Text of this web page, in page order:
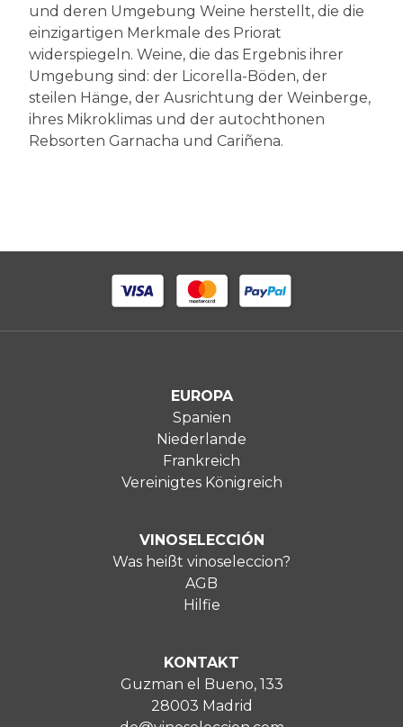
und deren Umgebung Weine herstellt, die die
einzigartigen Merkmale des Priorat
widerspiegeln. Weine, die das Ergebnis ihrer
Umgebung sind: der Licorella-Böden, der
steilen Hänge, der Ausrichtung der Weinberge,
ihres Mikroklimas und der autochthonen
Rebsorten Garnacha und Cariñena.
EUROPA
Spanien
Niederlande
Frankreich
Vereinigtes Königreich
VINOSELECCIÓN
Was heißt vinoseleccion?
AGB
Hilfie
KONTAKT
Guzman el Bueno, 133
28003 Madrid